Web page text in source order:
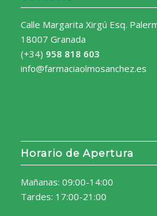
Calle Margarita Xirgú Esq.
18007 Granada
(+34) 958 818 603
info@farmaciaolmosanchez.es
Horario de Apertura
Mañanas: 09:00-14:00
Tardes: 17:00-21:00